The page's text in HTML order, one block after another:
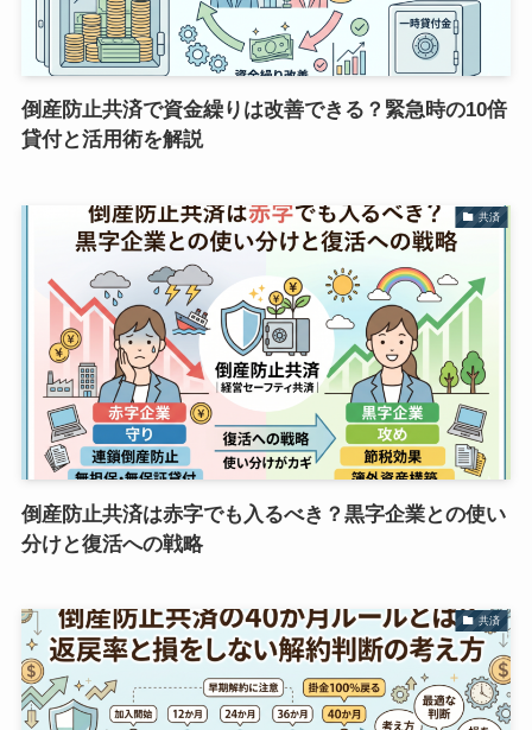
倒産防止共済で資金繰りは改善できる？緊急時の10倍
貸付と活用術を解説
共済
倒産防止共済は赤字でも入るべき？黒字企業との使い
分けと復活への戦略
共済